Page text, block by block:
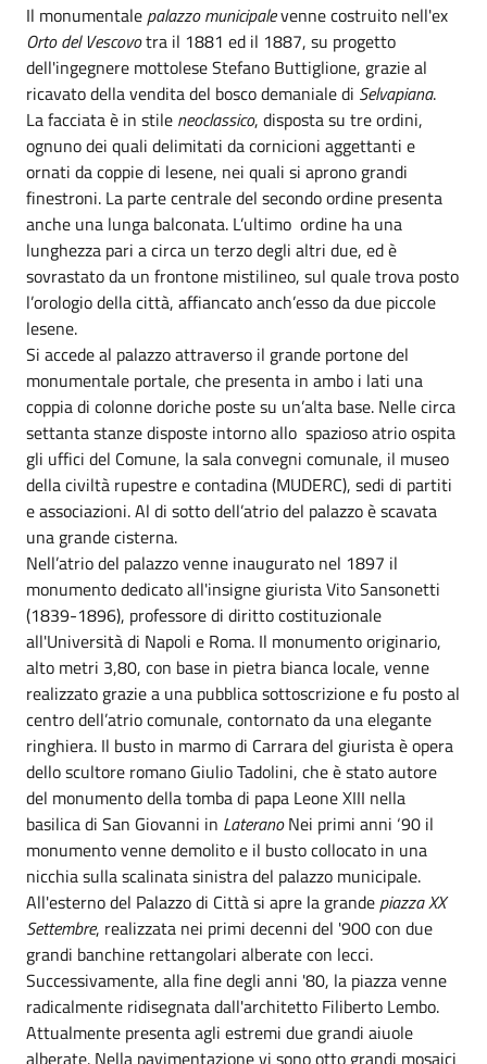
Il monumentale palazzo municipalevenne costruito nell'ex
Orto del Vescovotra il 1881 ed il 1887, su progetto
dell'ingegnere mottolese Stefano Buttiglione, grazie al
ricavato della vendita del bosco demaniale di Selvapiana.
La facciata è in stile neoclassico, disposta su tre ordini,
ognuno dei quali delimitati da cornicioni aggettanti e
ornati da coppie di lesene, nei quali si aprono grandi
finestroni. La parte centrale del secondo ordine presenta
anche una lunga balconata. L’ultimo ordine ha una
lunghezza pari a circa un terzo degli altri due, ed è
sovrastato da un frontone mistilineo, sul quale trova posto
l’orologio della città, affiancato anch’esso da due piccole
lesene.
Si accede al palazzo attraverso il grande portone del
monumentale portale, che presenta in ambo i lati una
coppia di colonne doriche poste su un’alta base. Nelle circa
settanta stanze disposte intorno allo spazioso atrio ospita
gli uffici del Comune, la sala convegni comunale, il museo
della civiltà rupestre e contadina (MUDERC), sedi di partiti
e associazioni. Al di sotto dell’atrio del palazzo è scavata
una grande cisterna.
Nell’atrio del palazzo venne inaugurato nel 1897 il
monumento dedicato all'insigne giurista Vito Sansonetti
(1839-1896), professore di diritto costituzionale
all'Università di Napoli e Roma. Il monumento originario,
alto metri 3,80, con base in pietra bianca locale, venne
realizzato grazie a una pubblica sottoscrizione e fu posto al
centro dell’atrio comunale, contornato da una elegante
ringhiera. Il busto in marmo di Carrara del giurista è opera
dello scultore romano Giulio Tadolini, che è stato autore
del monumento della tomba di papa Leone XIII nella
basilica di San Giovanni in LateranoNei primi anni ‘90 il
monumento venne demolito e il busto collocato in una
nicchia sulla scalinata sinistra del palazzo municipale.
All'esterno del Palazzo di Città si apre la grande piazza XX
Settembre, realizzata nei primi decenni del '900 con due
grandi banchine rettangolari alberate con lecci.
Successivamente, alla fine degli anni '80, la piazza venne
radicalmente ridisegnata dall'architetto Filiberto Lembo.
Attualmente presenta agli estremi due grandi aiuole
alberate. Nella pavimentazione vi sono otto grandi mosaici